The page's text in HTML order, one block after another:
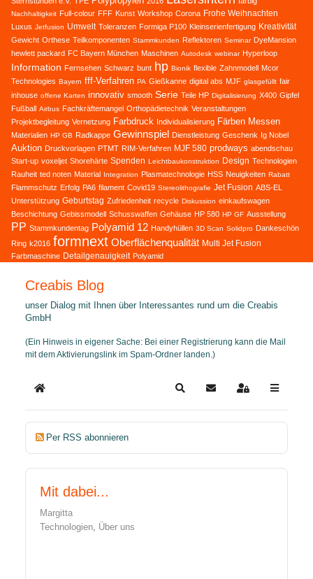
Nachhaltigkeit Full-colour FFF Kunst Workshop Corona Frohe Weihnachten
Luxus Jetfusion Umwelt Toleranzen Formiga P100 Kleinserienfertigung Kreativität
Gewicht Orthese Teilkomponenten Stammkunden Reflektoren Seminar DyeMansion
hewlett packard FC Bayern München Maschinen Autodesk webinar Hyperloop
Information Fernsehen Schwarz bunt hp Bionik flexible Zahnmodell Mcor
Technologies Bayern fff-Verfahren PA Gießkanne digital abs MJF glasgefüllt fair
inhouse offene Karten innovativ smooth Serie Teile HP Digitalisierung X400 Gipfel
Fußball Airbus Fachkräftemangel Orthopädietechnik Veranstaltungen
Projektbegleitung Vernetzung Farbdruck Individualisierung Färben Messen
Materialien HP GB Radkappe Gewinnspiel Dienstleistung Geschenk Ig Nobel
Auktion Druckvorlagen PTMT RIM-Verfahren MJF 580 prodways abendschau
Start-up voxeljet Shorehärte Spenden Leichtbaukonstruktion Design Technologien
Rauheit ted noten Material Integration Plasmatechnologie HSS Neuigkeiten Rabatt
Flammschutz Erfolg PA6 filament Covid19 Stereolithografie Jet Fusion ABS-EL
Unterstützung Geburtstag Zufriedenheit recycle Diskussion einkaufswagen
Beschichtung Gebissmodell Schusswaffen Gehäuse HP 580 HP GF Ausstellung
PP Stammkundentag Polyamid 12 Handyhüllen 3D Scan Solidpro Dankeschön
Ring k2016 formnext Oberflächenqualität Multi Jet Fusion
Farbmaschine Detailgenauigkeit Polyamid
Creabis Blog
unser Dialog mit Ihnen über Interessantes rund um die Creabis
GmbH
(Ein Hinweis in eigener Sache: Bei einer Registrierung kann die Mail
mit dem Aktivierungslink im Spam-Ordner landen.)
Home SearchUpdates abonnieren
Sign In
Per RSS abonnieren
Mit dabei...
Margitta
Technologien Über uns